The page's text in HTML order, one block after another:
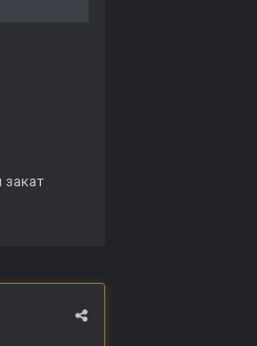
закат